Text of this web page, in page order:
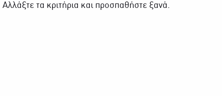
Αλλάξτε τα κριτήρια και προσπαθήστε ξανά.